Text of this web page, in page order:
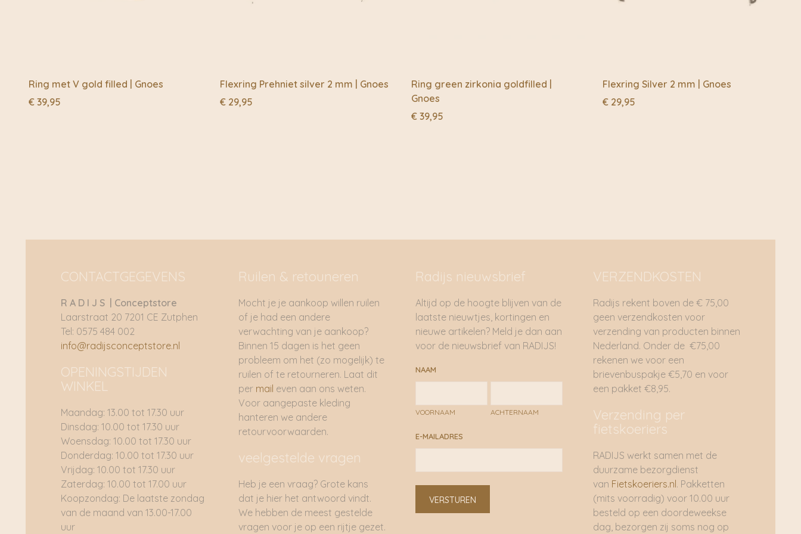
Ring met V gold filled | Gnoes
€ 39,95
Flexring Prehniet silver 2 mm | Gnoes
€ 29,95
Ring green zirkonia goldfilled |
Gnoes
€ 39,95
Flexring Silver 2 mm | Gnoes
€ 29,95
CONTACTGEGEVENS
R A D I J S | Conceptstore
Laarstraat 20 7201 CE Zutphen
Tel: 0575 484 002
info@radijsconceptstore.nl
OPENINGSTIJDEN
WINKEL
Maandag: 13.00 tot 17.30 uur
Dinsdag: 10.00 tot 17.30 uur
Woensdag: 10.00 tot 17.30 uur
Donderdag: 10.00 tot 17.30 uur
Vrijdag: 10.00 tot 17.30 uur
Zaterdag: 10.00 tot 17.00 uur
Koopzondag: De laatste zondag
van de maand van 13.00-17.00
uur
Ruilen & retouneren
Mocht je je aankoop willen ruilen
of je had een andere
verwachting van je aankoop?
Binnen 15 dagen is het geen
probleem om het (zo mogelijk) te
ruilen of te retourneren. Laat dit
permail even aan ons weten.
Voor aangepaste kleding
hanteren we andere
retourvoorwaarden.
veelgestelde vragen
Heb je een vraag? Grote kans
dat je hier het antwoord vindt.
We hebben de meest gestelde
vragen voor je op een rijtje gezet.
Radijs nieuwsbrief
Altijd op de hoogte blijven van de
laatste nieuwtjes, kortingen en
nieuwe artikelen? Meld je dan aan
voor de nieuwsbrief van RADIJS!
NAAM
VOORNAAM ACHTERNAAM
E-MAILADRES
VERSTUREN
VERZENDKOSTEN
Radijs rekent boven de € 75,00
geen verzendkosten voor
verzending van producten binnen
Nederland. Onder de €75,00
rekenen we voor een
brievenbuspakje €5,70 en voor
een pakket €8,95.
Verzending per
fietskoeriers
RADIJS werkt samen met de
duurzame bezorgdienst
van Fietskoeriers.nl . Pakketten
(mits voorradig) voor 10.00 uur
besteld op een doordeweekse
dag, bezorgen zij soms nog op